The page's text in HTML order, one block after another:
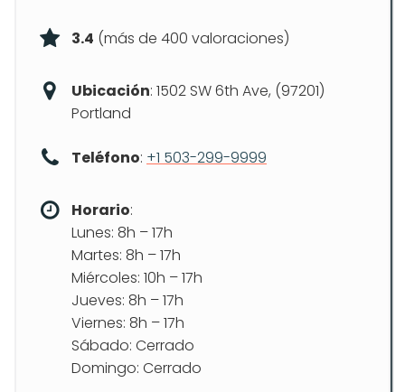
3.4 (más de 400 valoraciones)
Ubicación: 1502 SW 6th Ave, (97201)
Portland
Teléfono: +1 503-299-9999
Horario:
Lunes: 8h – 17h
Martes: 8h – 17h
Miércoles: 10h – 17h
Jueves: 8h – 17h
Viernes: 8h – 17h
Sábado: Cerrado
Domingo: Cerrado